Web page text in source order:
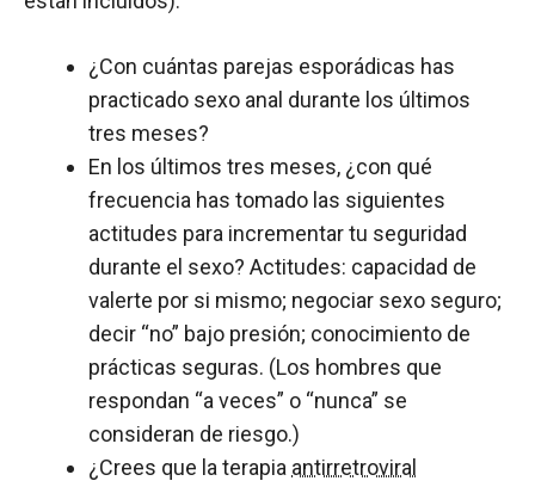
¿Con cuántas parejas esporádicas has
practicado sexo anal durante los últimos
tres meses?
En los últimos tres meses, ¿con qué
frecuencia has tomado las siguientes
actitudes para incrementar tu seguridad
durante el sexo? Actitudes: capacidad de
valerte por si mismo; negociar sexo seguro;
decir “no” bajo presión; conocimiento de
prácticas seguras. (Los hombres que
respondan “a veces” o “nunca” se
consideran de riesgo.)
¿Crees que la terapia antirretroviral